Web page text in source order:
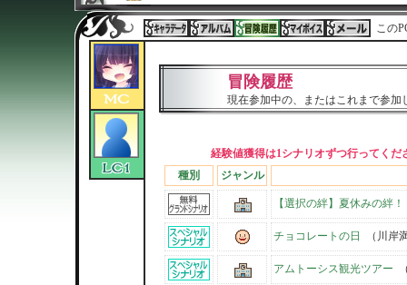
この
冒険履歴
現在参加中の、またはこれまで参
経験値獲得は1シナリオずつ行ってく
種別
ジャンル
【選択の絆】夏休みの絆！
チョコレートの日 （川岸
アムトーシス観光ツアー